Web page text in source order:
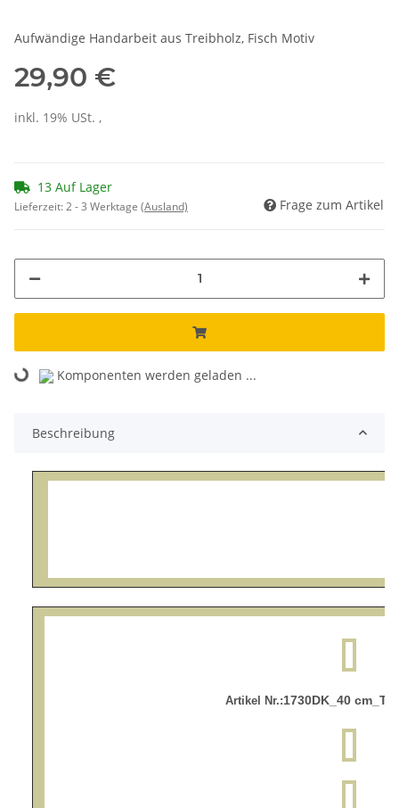
Aufwändige Handarbeit aus Treibholz, Fisch Motiv
29,90 €
inkl. 19% USt. ,
13 Auf Lager
Lieferzeit:2 - 3 Werktage (Ausland) Frage zum Artikel
Loading...Komponenten werden geladen ...
Beschreibung
Artikel Nr.:1730DK_40